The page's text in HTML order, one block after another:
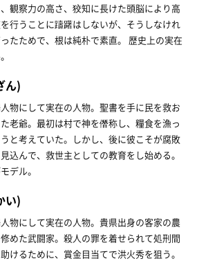
観察力の高さ、狡知に長けた頭脳により高
行うことに躊躇はしないが、そうしなけれ
たためで、根は純朴で素直。 歴史上の実在
ん)
物にして実在の人物。聖書を手に民を救お
老爺。最初は村で神を僭称し、糧食を漁っ
と考えていた。しかし、後に彼こそが腐敗
込んで、救世主としての教育をし始める。
デル。
い)
物にして実在の人物。貴県出身の客家の農
めた武闘家。殺人の罪を着せられて処刑間
けるために、賞金目当てで洪火秀を狙う。